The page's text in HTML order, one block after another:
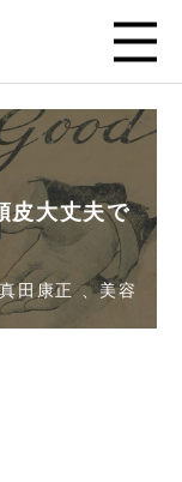
皮大丈夫で
田康正 、美容